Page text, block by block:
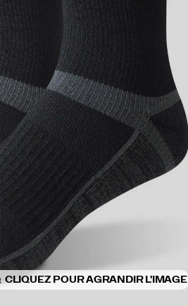
CLIQUEZ POUR AGRANDIR L'IMAGE